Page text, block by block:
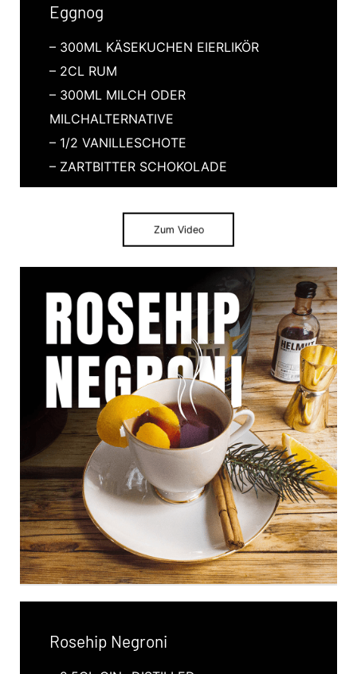
Eggnog
– 300ML KÄSEKUCHEN EIERLIKÖR
– 2CL RUM
– 300ML MILCH ODER
MILCHALTERNATIVE
– 1/2 VANILLESCHOTE
– ZARTBITTER SCHOKOLADE
Zum Video
Rosehip Negroni